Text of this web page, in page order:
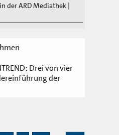
der ARD Mediathek |
Drei von vier
der